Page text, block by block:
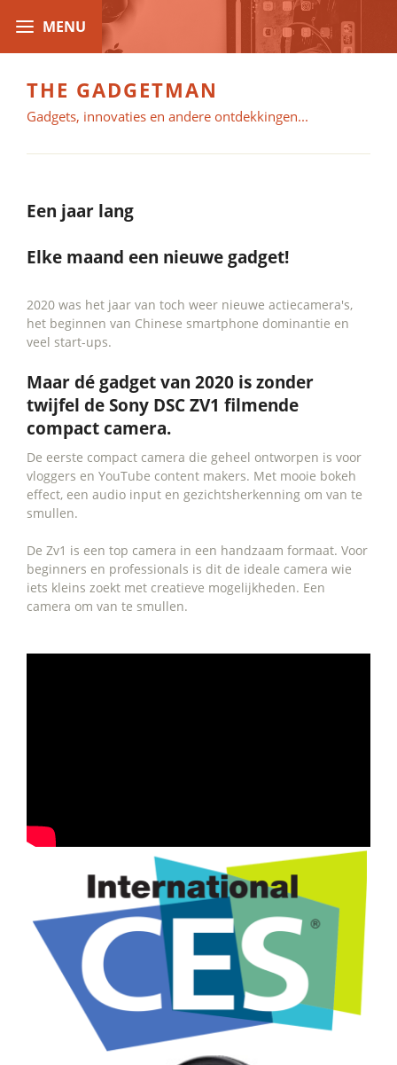
THE GADGETMAN
Gadgets, innovaties en andere ontdekkingen...
Een jaar lang
Elke maand een nieuwe gadget!
2020 was het jaar van toch weer nieuwe actiecamera's,
het beginnen van Chinese smartphone dominantie en
veel start-ups.
Maar dé gadget van 2020 is zonder
twijfel de Sony DSC ZV1 filmende
compact camera.
De eerste compact camera die geheel ontworpen is voor
vloggers en YouTube content makers. Met mooie bokeh
effect, een audio input en gezichtsherkenning om van te
smullen.
De Zv1 is een top camera in een handzaam formaat. Voor
beginners en professionals is dit de ideale camera wie
iets kleins zoekt met creatieve mogelijkheden. Een
camera om van te smullen.